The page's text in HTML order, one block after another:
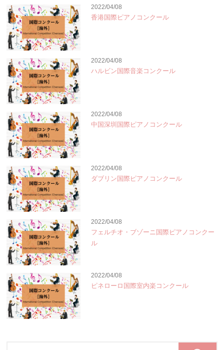
2022/04/08
香港国際ピアノコンクール
2022/04/08
ハルビン国際音楽コンクール
2022/04/08
中国深圳国際ピアノコンクール
2022/04/08
ダブリン国際ピアノコンクール
2022/04/08
フェルチオ・ブゾーニ国際ピアノコンクー
ル
2022/04/08
ピネローロ国際室内楽コンクール